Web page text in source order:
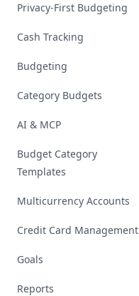
Privacy-First Budgeting
Cash Tracking
Budgeting
Category Budgets
AI & MCP
Budget Category
Templates
Multicurrency Accounts
Credit Card Management
Goals
Reports